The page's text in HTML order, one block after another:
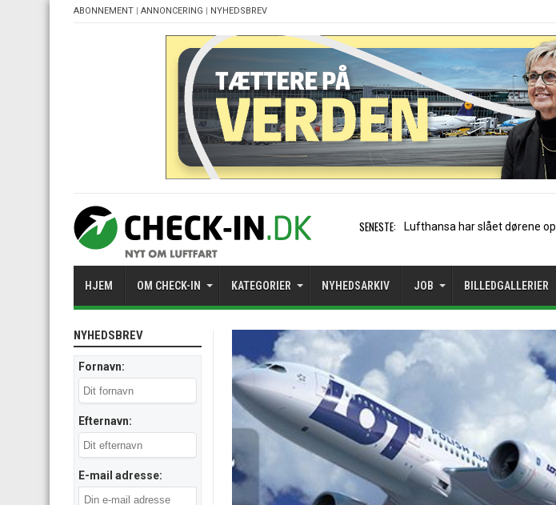
ABONNEMENT | ANNONCERING | NYHEDSBREV
SENESTE: Trods vækst: Mangler rejsemul
HJEM OM CHECK-IN KATEGORIER NYHEDSARKIV JOB BILLEDGALLERIER
NYHEDSBREV
Fornavn:
Efternavn:
E-mail adresse: